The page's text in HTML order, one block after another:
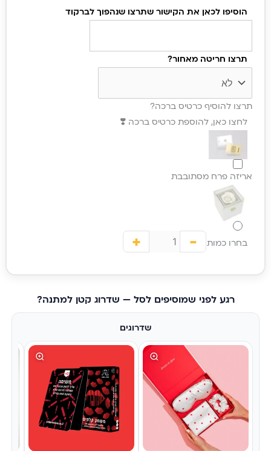
הוסיפו לכאן את הקישור שתרצו שנהפוך לברקוד
תרצו חריטה מאחור?
תרצו להוסיף כרטיס ברכה?
לחצו כאן, להוספת כרטיס ברכה ❣️
אריזה פרח מסתובבת
בחרו כמות -
יוקרתית
ברקוד
+
רגע לפני שמוסיפים לסל — שדרוג קטן למתנה?
שדרוגים